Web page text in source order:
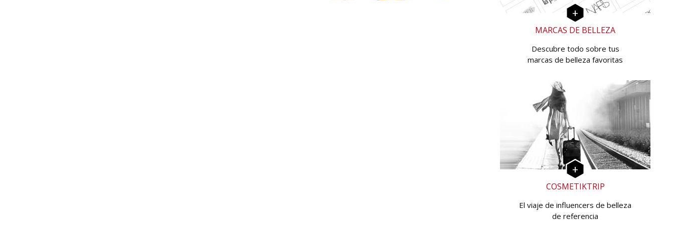
MARCAS DE BELLEZA
Descubre todo sobre tus
marcas de belleza favoritas
COSMETIKTRIP
El viaje de influencers de belleza
de referencia